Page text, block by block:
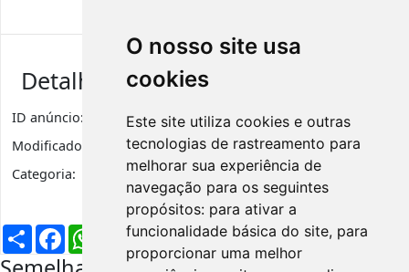
O nosso site usa
cookies
Este site utiliza cookies e outras
tecnologias de rastreamento para
melhorar sua experiência de
navegação para os seguintes
propósitos: para ativar a
funcionalidade básica do site, para
proporcionar uma melhor
Detalhes de anúncio
ID anúncio: 2331 Visualizações
927
Modificado:
5 anos
Categoria:
Ferramentas e Equipamentos
PartilharFacebookWhatsApp
X LinkedInTelegramPinterest
Email